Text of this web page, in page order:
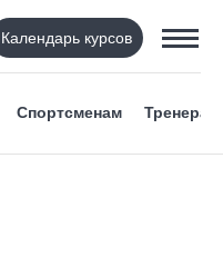
Календарь курсов
Спортсменам Тренерам